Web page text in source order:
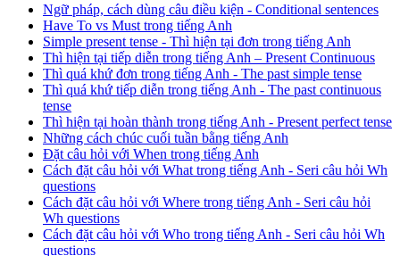
Ngữ pháp, cách dùng câu điều kiện - Conditional sentences
Have To vs Must trong tiếng Anh
Simple present tense - Thì hiện tại đơn trong tiếng Anh
Thì hiện tại tiếp diễn trong tiếng Anh – Present Continuous
Thì quá khứ đơn trong tiếng Anh - The past simple tense
Thì quá khứ tiếp diễn trong tiếng Anh - The past continuous
tense
Thì hiện tại hoàn thành trong tiếng Anh - Present perfect tense
Những cách chúc cuối tuần bằng tiếng Anh
Đặt câu hỏi với When trong tiếng Anh
Cách đặt câu hỏi với What trong tiếng Anh - Seri câu hỏi Wh
questions
Cách đặt câu hỏi với Where trong tiếng Anh - Seri câu hỏi
Wh questions
Cách đặt câu hỏi với Who trong tiếng Anh - Seri câu hỏi Wh
questions